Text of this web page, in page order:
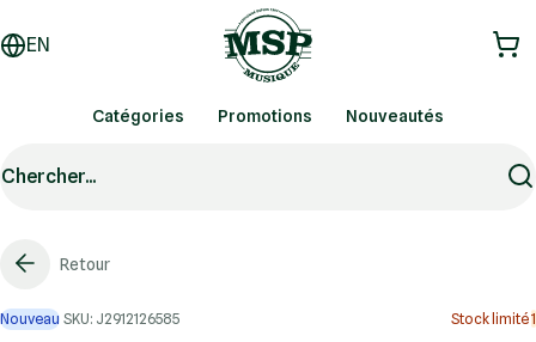
EN
Catégories Promotions Nouveautés
Chercher...
Retour
Nouveau SKU: J2912126585 Stock limité1